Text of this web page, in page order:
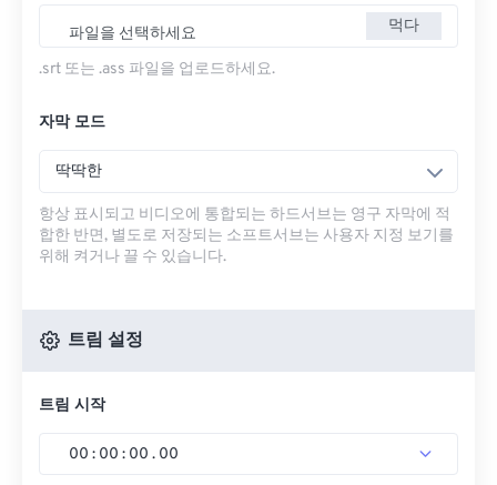
파일을 선택하세요 먹다
.srt 또는 .ass 파일을 업로드하세요.
자막 모드
딱딱한
항상 표시되고 비디오에 통합되는 하드서브는 영구 자막에 적
합한 반면, 별도로 저장되는 소프트서브는 사용자 지정 보기를
위해 켜거나 끌 수 있습니다.
트림 설정
트림 시작
00 : 00 : 00 . 00